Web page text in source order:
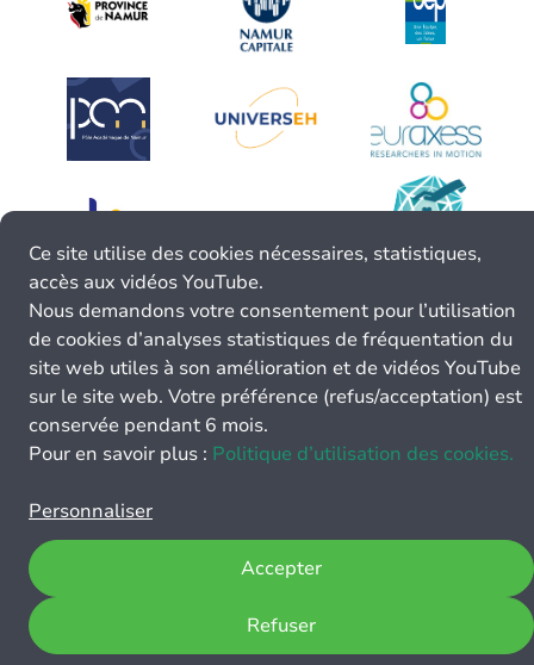
Ce site utilise des cookies nécessaires, statistiques,
accès aux vidéos YouTube.
Nous demandons votre consentement pour l’utilisation
de cookies d’analyses statistiques de fréquentation du
site web utiles à son amélioration et de vidéos YouTube
sur le site web. Votre préférence (refus/acceptation) est
conservée pendant 6 mois.
Pour en savoir plus : Politique d’utilisation des cookies.
Personnaliser
Refuser
Accepter